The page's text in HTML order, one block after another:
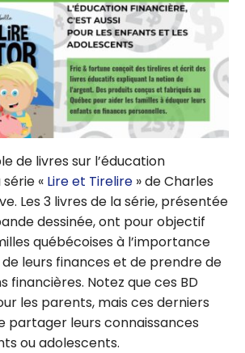
de livres sur l’éducation
« Lire et Tirelire » de Charles
Les 3 livres de la série, présentée
dessinée, ont pour objectif
québécoises à l’importance
leurs finances et de prendre de
financières. Notez que ces BD
les parents, mais ces derniers
partager leurs connaissances
ou adolescents.